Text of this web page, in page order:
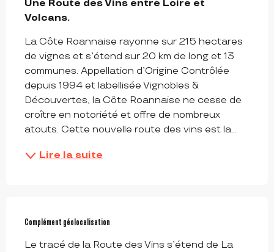
Une Route des Vins entre Loire et
Volcans.
La Côte Roannaise rayonne sur 215 hectares
de vignes et s’étend sur 20 km de long et 13
communes. Appellation d’Origine Contrôlée
depuis 1994 et labellisée Vignobles &
Découvertes, la Côte Roannaise ne cesse de
croître en notoriété et offre de nombreux
atouts. Cette nouvelle route des vins est la...
Lire la suite
Complément géolocalisation
Complément géolocalisation
Le tracé de la Route des Vins s’étend de La